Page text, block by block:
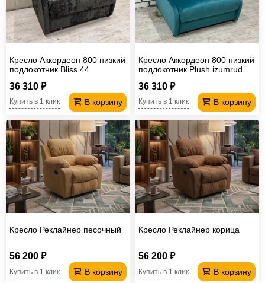
Кресло Аккордеон 800 низкий
подлокотник Вliss 44
36 310 ₽
В корзину
Купить в 1 клик
Кресло Аккордеон 800 низкий
подлокотник Plush izumrud
36 310 ₽
В корзину
Купить в 1 клик
Кресло Реклайнер песочный
56 200 ₽
В корзину
Купить в 1 клик
Кресло Реклайнер корица
56 200 ₽
В корзину
Купить в 1 клик